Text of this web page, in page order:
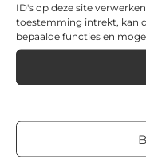
ID's op deze site
toestemming intrekt, kan
bepaalde functies en